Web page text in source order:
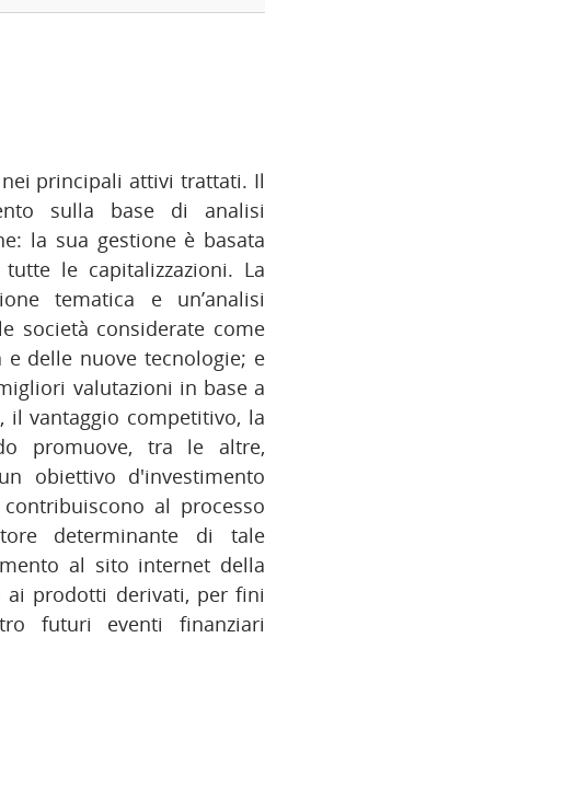
principali attivi trattati. Il
sulla base di analisi
la sua gestione è basata
le capitalizzazioni. La
tematica e un’analisi
società considerate come
delle nuove tecnologie; e
valutazioni in base a
il vantaggio competitivo, la
promuove, tra le altre,
obiettivo d'investimento
al processo
determinante di tale
al sito internet della
prodotti derivati, per fini
futuri eventi finanziari